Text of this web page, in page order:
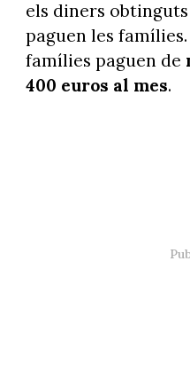
els diners
paguen les
famílies paguen de
400 euros al mes.